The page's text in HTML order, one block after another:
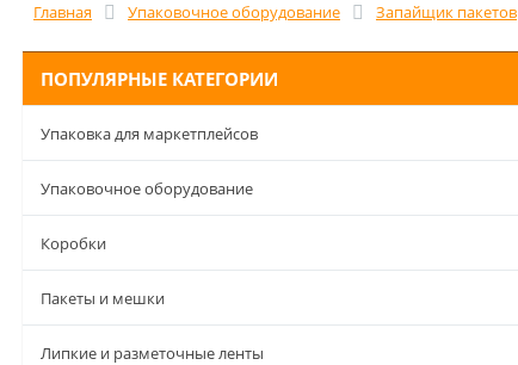
Главная Упаковочное оборудование Запайщик пакетов
ПОПУЛЯРНЫЕ КАТЕГОРИИ
Упаковка для маркетплейсов
Упаковочное оборудование
Коробки
Пакеты и мешки
Липкие и разметочные ленты